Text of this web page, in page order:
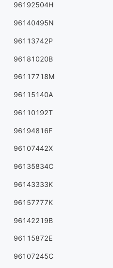
96192504H
96140495N
96113742P
96181020B
96117718M
96115140A
96110192T
96194816F
96107442X
96135834C
96143333K
96157777K
96142219B
96115872E
96107245C